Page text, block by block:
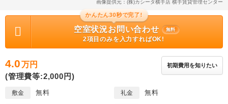
画像提供元：(株)カシータ横手店 横手賃貸管理センター
かんたん30秒で完了!
空室状況お問い合わせ 無料
2項目のみを入力すればOK!
4.0万円
(管理費等:2,000円)
初期費用を知りたい
敷金 無料 礼金 無料